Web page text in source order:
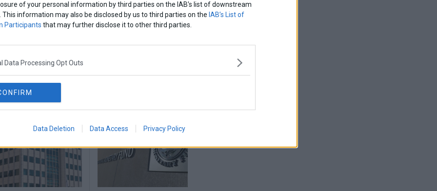
of your personal information by third parties on the IAB’s list of downstream
This information may also be disclosed by us to third parties on the IAB’s List of
Participants that may further disclose it to other third parties.
Data Processing Opt Outs
Data Deletion Data Access Privacy Policy
Share This
ευδαπ καιρικα φαινομενα